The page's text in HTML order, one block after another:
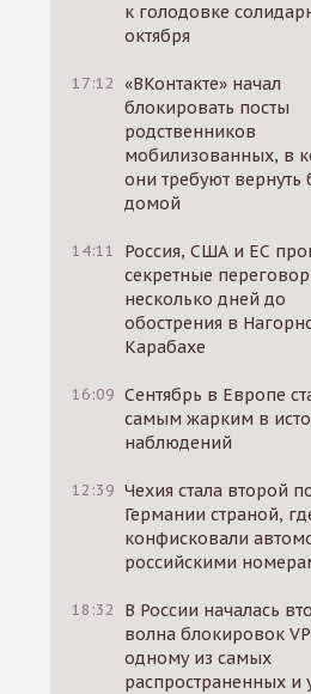
к голодовке
октября
17:12 «ВКонтакте» начал
блокировать посты
родственников
мобилизованных, в
они требуют вернуть
домой
14:11
Россия, США и ЕС
секретные
несколько дней до
обострения в
Карабахе
16:09 Сентябрь в Европе
самым жарким в
наблюдений
12:39 Чехия стала второй
Германии страной,
конфисковали
российскими
18:32
В России началась
волна блокировок
одному из самых
распространенных и